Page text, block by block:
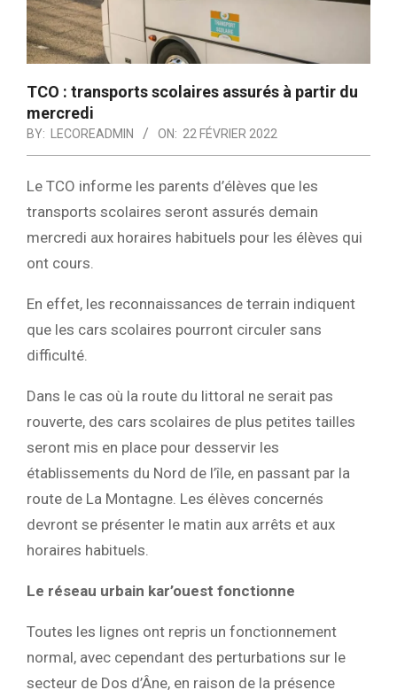
TCO : transports scolaires assurés à partir du
mercredi
BY: LECOREADMIN ON: 22 FÉVRIER 2022
Le TCO informe les parents d’élèves que les
transports scolaires seront assurés demain
mercredi aux horaires habituels pour les élèves qui
ont cours.
En effet, les reconnaissances de terrain indiquent
que les cars scolaires pourront circuler sans
difficulté.
Dans le cas où la route du littoral ne serait pas
rouverte, des cars scolaires de plus petites tailles
seront mis en place pour desservir les
établissements du Nord de l’île, en passant par la
route de La Montagne. Les élèves concernés
devront se présenter le matin aux arrêts et aux
horaires habituels.
Le réseau urbain kar’ouest fonctionne
Toutes les lignes ont repris un fonctionnement
normal, avec cependant des perturbations sur le
secteur de Dos d’Âne, en raison de la présence